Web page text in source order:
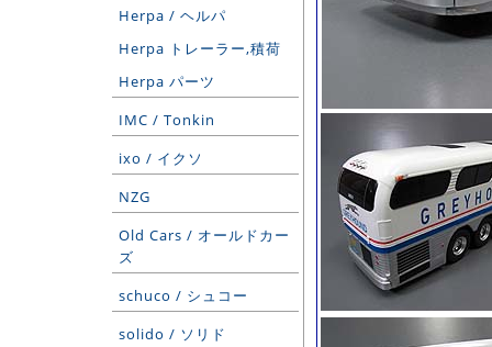
Herpa / ヘルパ
Herpa トレーラー,積荷
Herpa パーツ
IMC / Tonkin
ixo / イクソ
NZG
Old Cars / オールドカー
ズ
schuco / シュコー
solido / ソリド